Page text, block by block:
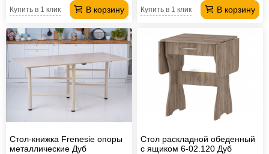
В корзину
Купить в 1 клик В корзину
Купить в 1 клик
Стол-книжка Frenesie опоры
металлические Дуб
Стол раскладной обеденный
с ящиком 6-02.120 Дуб